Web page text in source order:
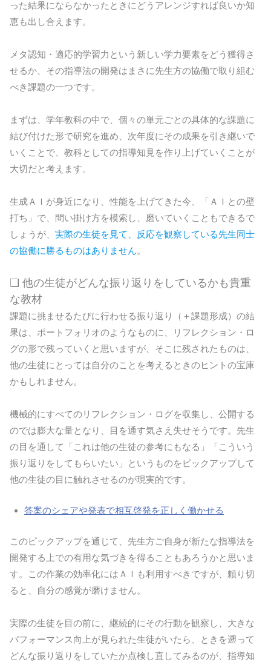
った結果にならなかったときにどうアレンジすれば良いか知
恵も出し合えます。
メタ認知・適応的学習力という新しい学力要素をどう獲得さ
せるか、その指導法の開発はまさに先生方の協働で取り組む
べき課題の一つです。
まずは、学年教科の中で、個々の単元ごとの具体的な課題に
結び付けた形で研究を進め、次年度にその成果を引き継いで
いくことで、教科としての指導知見を作り上げていくことが
大切だと考えます。
生成ＡＩが身近になり、性能を上げてきた今、「ＡＩとの壁
打ち」で、問い掛け方を模索し、磨いていくこともできるで
しょうが、 実際の生徒を見て、反応を観察している先生同士
の協働に勝るものはありません。
❏ 他の生徒がどんな振り返りをしているかも貴重
な教材
課題に挑ませるたびに行わせる振り返り（＋課題形成）の結
果は、ポートフォリオのようなものに、リフレクション・ロ
グの形で残っていくと思いますが、そこに残されたものは、
他の生徒にとっては自分のことを考えるときのヒントの宝庫
かもしれません。
機械的にすべてのリフレクション・ログを収集し、公開する
のでは膨大な量となり、目を通す気さえ失せそうです。先生
の目を通して「これは他の生徒の参考にもなる」「こういう
振り返りをしてもらいたい」というものをピックアップして
他の生徒の目に触れさせるのが現実的です。
答案のシェアや発表で相互啓発を正しく働かせる
このピックアップを通じて、先生方ご自身が新たな指導法を
開発する上での有用な気づきを得ることもあろうかと思いま
す。この作業の効率化にはＡＩも利用すべきですが、頼り切
ると、自分の感覚が磨けません。
実際の生徒を目の前に、継続的にその行動を観察し、大きな
パフォーマンス向上が見られた生徒がいたら、ときを遡って
どんな振り返りをしていたか点検し直してみるのが、指導知